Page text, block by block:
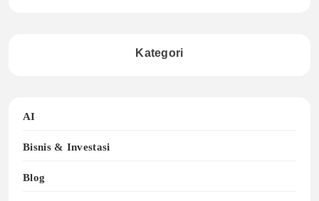
Kategori
AI
Bisnis & Investasi
Blog